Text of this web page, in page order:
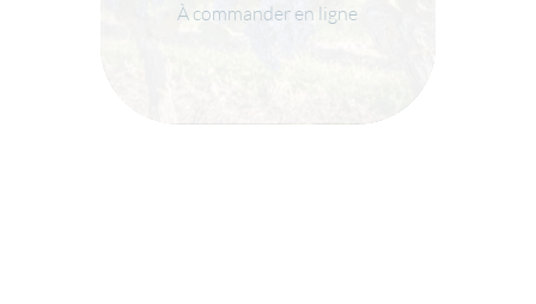
À commander en ligne